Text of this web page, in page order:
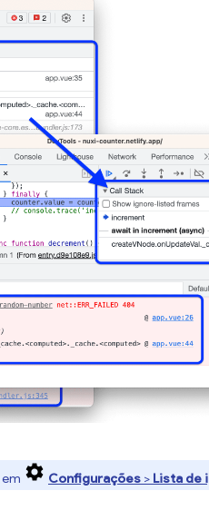
em Configurações > Lista de